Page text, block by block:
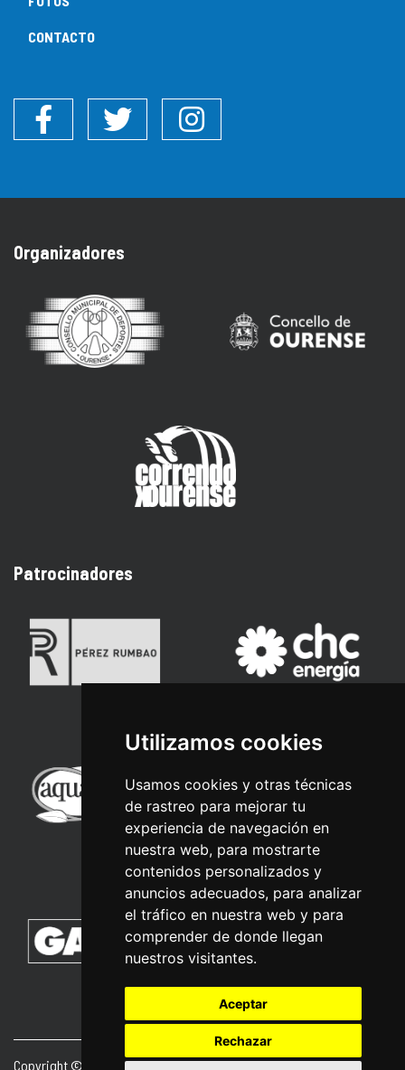
Utilizamos cookies
Usamos cookies y otras técnicas
de rastreo para mejorar tu
experiencia de navegación en
nuestra web, para mostrarte
contenidos personalizados y
anuncios adecuados, para analizar
el tráfico en nuestra web y para
comprender de donde llegan
nuestros visitantes.
Aceptar
Rechazar
CONTACTO
Twitter Instagram
Organizadores
Patrocinadores
Copyright © 2026 | Powered byCCNorte Desarrollo|Nota legal